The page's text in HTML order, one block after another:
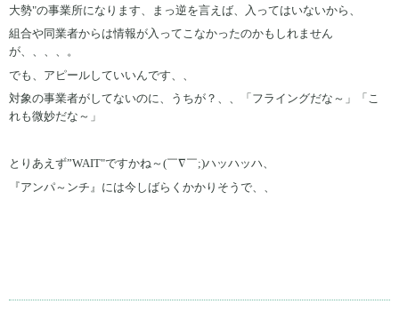
大勢"の事業所になります、まっ逆を言えば、入ってはいないから、
組合や同業者からは情報が入ってこなかったのかもしれません
が、、、、。
でも、アピールしていいんです、、
対象の事業者がしてないのに、うちが？、、「フライングだな～」「こ
れも微妙だな～」
とりあえず”WAIT"ですかね～(￣∇￣;)ハッハッハ、
『アンパ～ンチ』には今しばらくかかりそうで、、